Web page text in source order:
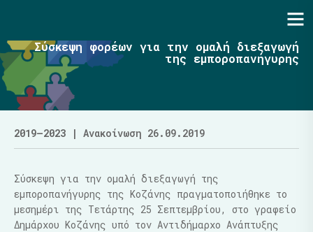
Σύσκεψη φορέων για την ομαλή διεξαγωγή
της εμποροπανήγυρης
2019–2023 | Ανακοίνωση 26.09.2019
Σύσκεψη για την ομαλή διεξαγωγή της
εμποροπανήγυρης της Κοζάνης πραγματοποιήθηκε το
μεσημέρι της Τετάρτης 25 Σεπτεμβρίου, στο γραφείο
Δημάρχου Κοζάνης υπό τον Αντιδήμαρχο Ανάπτυξης